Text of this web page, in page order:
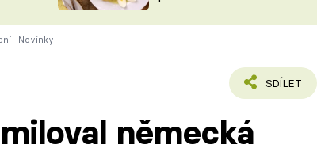
VYCHYTÁVKY
Novinky
SDÍLET
německá